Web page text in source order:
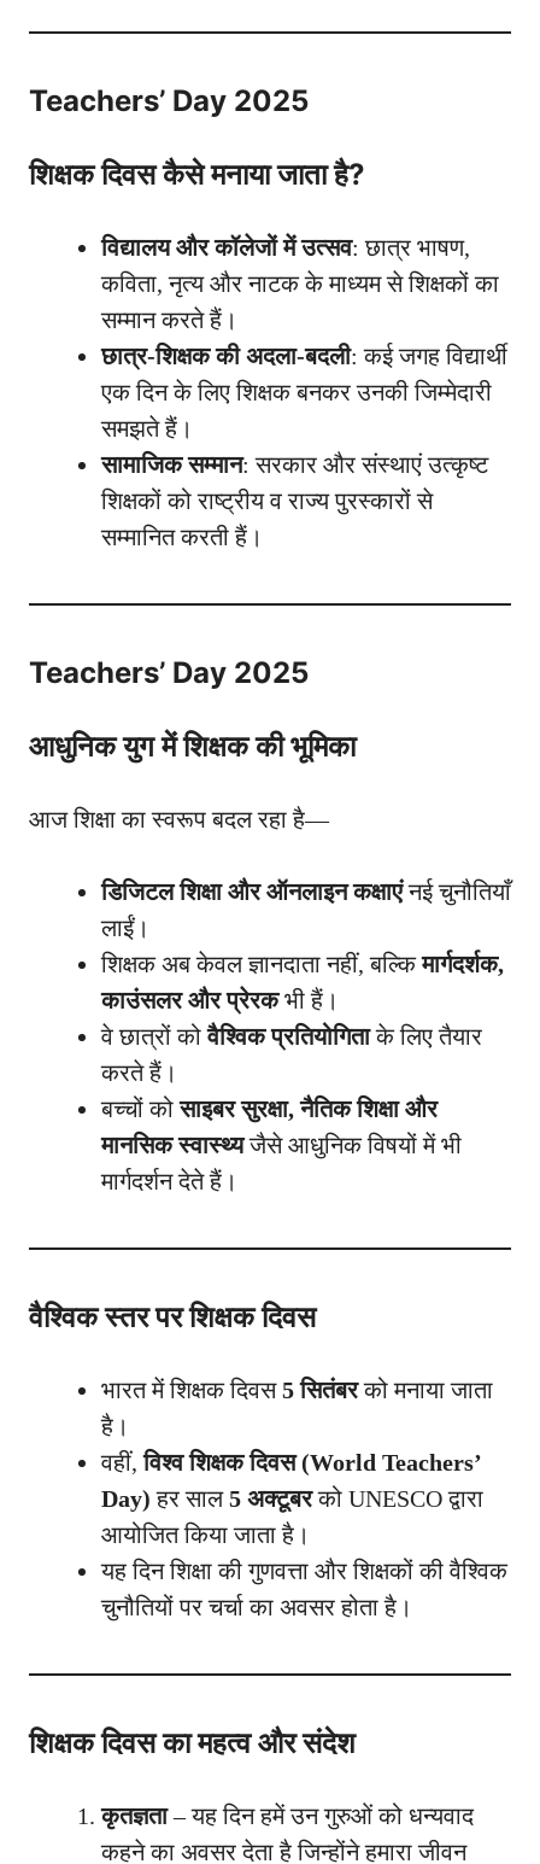
Teachers’ Day 2025
शिक्षक दिवस कैसे मनाया जाता है?
विद्यालय और कॉलेजों में उत्सव: छात्र भाषण,
कविता, नृत्य और नाटक के माध्यम से शिक्षकों का
सम्मान करते हैं।
छात्र-शिक्षक की अदला-बदली: कई जगह विद्यार्थी
एक दिन के लिए शिक्षक बनकर उनकी जिम्मेदारी
समझते हैं।
सामाजिक सम्मान: सरकार और संस्थाएं उत्कृष्ट
शिक्षकों को राष्ट्रीय व राज्य पुरस्कारों से
सम्मानित करती हैं।
Teachers’ Day 2025
आधुनिक युग में शिक्षक की भूमिका
आज शिक्षा का स्वरूप बदल रहा है—
डिजिटल शिक्षा और ऑनलाइन कक्षाएंनई चुनौतियाँ
लाईं।
शिक्षक अब केवल ज्ञानदाता नहीं, बल्किमार्गदर्शक,
काउंसलर और प्रेरकभी हैं।
वे छात्रों कोवैश्विक प्रतियोगिताके लिए तैयार
करते हैं।
बच्चों कोसाइबर सुरक्षा, नैतिक शिक्षा और
मानसिक स्वास्थ्यजैसे आधुनिक विषयों में भी
मार्गदर्शन देते हैं।
वैश्विक स्तर पर शिक्षक दिवस
भारत में शिक्षक दिवस5 सितंबरको मनाया जाता
है।
वहीं,विश्व शिक्षक दिवस (World Teachers’
Day) हर साल5 अक्टूबरको UNESCO द्वारा
आयोजित किया जाता है।
यह दिन शिक्षा की गुणवत्ता और शिक्षकों की वैश्विक
चुनौतियों पर चर्चा का अवसर होता है।
शिक्षक दिवस का महत्व और संदेश
कृतज्ञता– यह दिन हमें उन गुरुओं को धन्यवाद
कहने का अवसर देता है जिन्होंने हमारा जीवन